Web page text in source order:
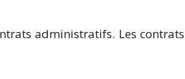
administratifs. Les contrats